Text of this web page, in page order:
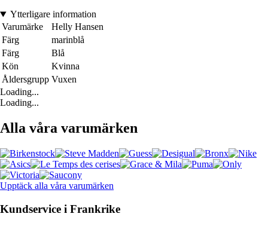
Ytterligare information
Varumärke
Helly Hansen
Färg
marinblå
Färg
Blå
Kön
Kvinna
Åldersgrupp Vuxen
Loading...
Loading...
Alla våra varumärken
Upptäck alla våra varumärken
Kundservice i Frankrike